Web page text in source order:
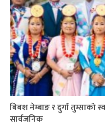
बिबश नेम्बाङ र दुर्गा तुम्साको
सार्वजनिक